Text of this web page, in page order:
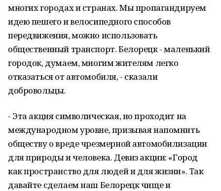
многих городах и странах. Мы пропагандируем
идею пешего и велосипедного способов
передвижения, можно использовать
общественный транспорт. Белорецк - маленький
городок, думаем, многим жителям легко
отказаться от автомобиля, - сказали
добровольцы.
- Эта акция символическая, но проходит на
международном уровне, призывая напомнить
обществу о вреде чрезмерной автомобилизации
для природы и человека. Девиз акции: «Город
как пространство для людей и для жизни». Так
давайте сделаем наш Белорецк чище и